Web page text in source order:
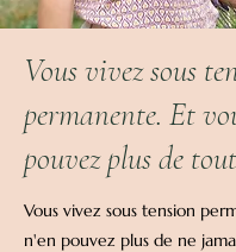
Vous vivez sous
permanente. Et
pouvez plus de
Vous vivez sous tension
n'en pouvez plus de ne